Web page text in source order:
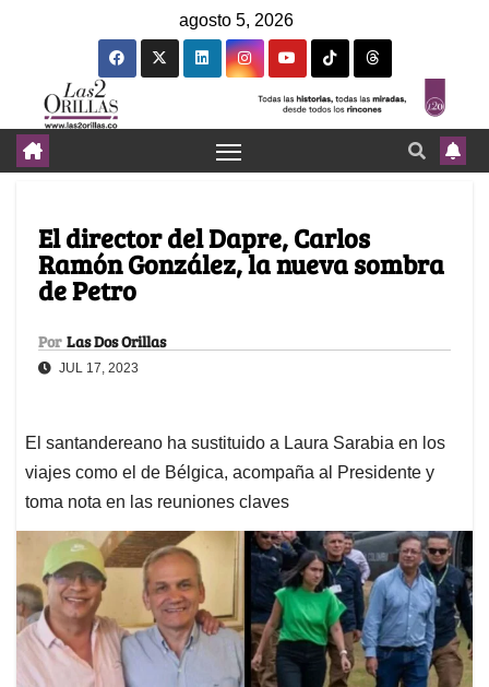
agosto 5, 2026
El director del Dapre, Carlos
Ramón González, la nueva sombra
de Petro
Por Las Dos Orillas
JUL 17, 2023
El santandereano ha sustituido a Laura Sarabia en los
viajes como el de Bélgica, acompaña al Presidente y
toma nota en las reuniones claves